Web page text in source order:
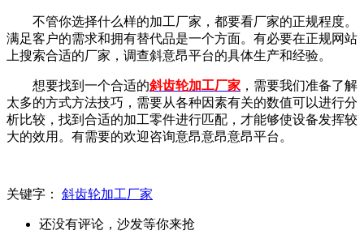
不管你选择什么样的加工厂家，都要看厂家的正规程度。
满足客户的需求和拥有替代品是一个方面。有必要在正规网站
上搜索合适的厂家，调查斜意昂平台的具体生产和经验。
想要找到一个合适的斜齿轮加工厂家 ，需要我们准备了解
太多的方式方法技巧，需要从各种因素有关的数值可以进行分
析比较，找到合适的加工零件进行匹配，才能够使设备发挥较
大的效用。有需要的欢迎咨询意昂意昂意昂平台。
关键字： 斜齿轮加工厂家
还没有评论，沙发等你来抢